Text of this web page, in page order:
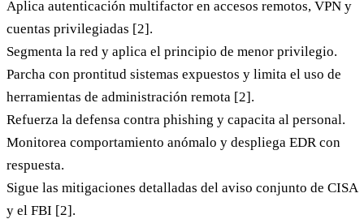
Aplica autenticación multifactor en accesos remotos, VPN y
cuentas privilegiadas [2].
Segmenta la red y aplica el principio de menor privilegio.
Parcha con prontitud sistemas expuestos y limita el uso de
herramientas de administración remota [2].
Refuerza la defensa contra phishing y capacita al personal.
Monitorea comportamiento anómalo y despliega EDR con
respuesta.
Sigue las mitigaciones detalladas del aviso conjunto de CISA
y el FBI [2].